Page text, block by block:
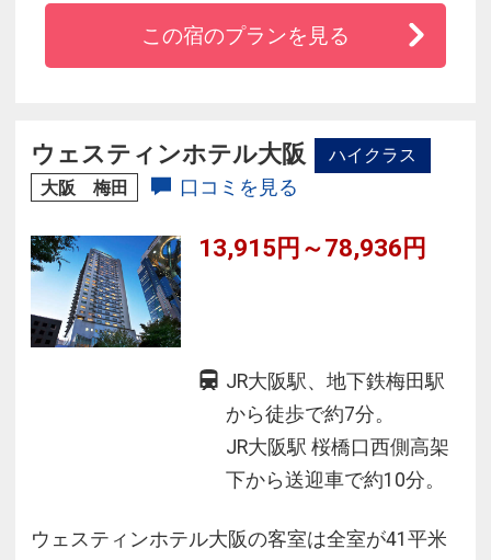
一世紀以上の伝統を受け継ぐ「帝国ホテルのお
もてなし」でお寛ぎください。ＪＲ大阪駅より
この宿のプランを見る
ウェスティンホテル大阪
ハイクラス
大阪 梅田
口コミを見る
13,915円～78,936円
JR大阪駅、地下鉄梅田駅
から徒歩で約7分。
JR大阪駅 桜橋口西側高架
下から送迎車で約10分。
ウェスティンホテル大阪の客室は全室が41平米